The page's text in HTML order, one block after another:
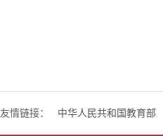
友情链接： 中华人民共和国教育部